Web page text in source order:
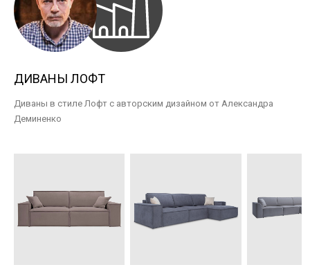
ДИВАНЫ ЛОФТ
Диваны в стиле Лофт с авторским дизайном от Александра
Деминенко